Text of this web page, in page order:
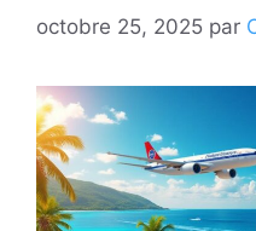
octobre 25, 2025 par